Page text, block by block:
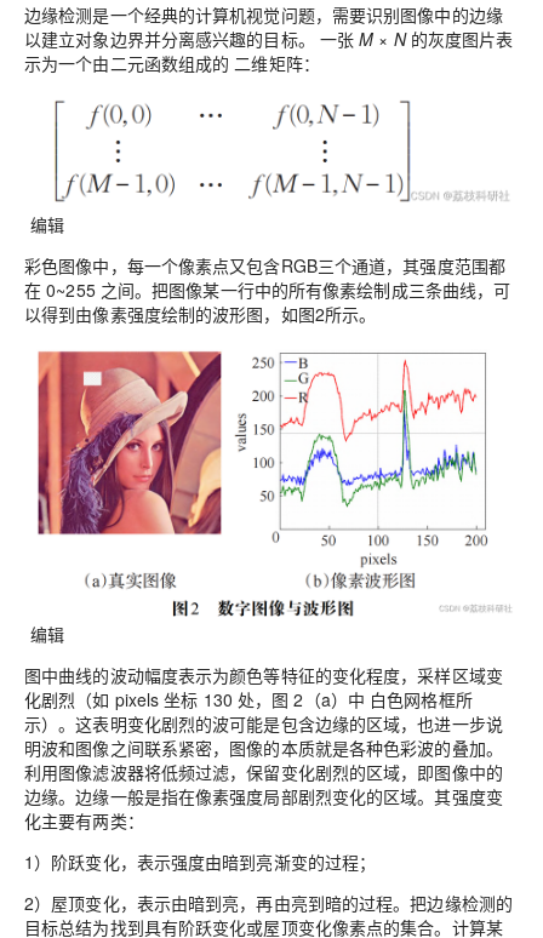
边缘检测是一个经典的计算机视觉问题，需要识别图像中的边缘
以建立对象边界并分离感兴趣的目标。 一张M × N 的灰度图片表
示为一个由二元函数组成的 二维矩阵：
编辑
彩色图像中，每一个像素点又包含RGB三个通道，其强度范围都
在 0~255 之间。把图像某一行中的所有像素绘制成三条曲线，可
以得到由像素强度绘制的波形图，如图2所示。
编辑
图中曲线的波动幅度表示为颜色等特征的变化程度，采样区域变
化剧烈（如 pixels 坐标 130 处，图 2（a）中 白色网格框所
示）。这表明变化剧烈的波可能是包含边缘的区域，也进一步说
明波和图像之间联系紧密，图像的本质就是各种色彩波的叠加。
利用图像滤波器将低频过滤，保留变化剧烈的区域，即图像中的
边缘。边缘一般是指在像素强度局部剧烈变化的区域。其强度变
化主要有两类：
1）阶跃变化，表示强度由暗到亮渐变的过程；
2）屋顶变化，表示由暗到亮，再由亮到暗的过程。把边缘检测的
目标总结为找到具有阶跃变化或屋顶变化像素点的集合。计算某